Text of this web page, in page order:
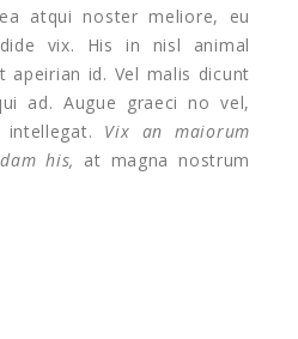
atqui noster meliore, eu
vix. His in nisl animal
apeirian id. Vel malis dicunt
ad. Augue graeci no vel,
Vix an maiorum
his, at magna nostrum